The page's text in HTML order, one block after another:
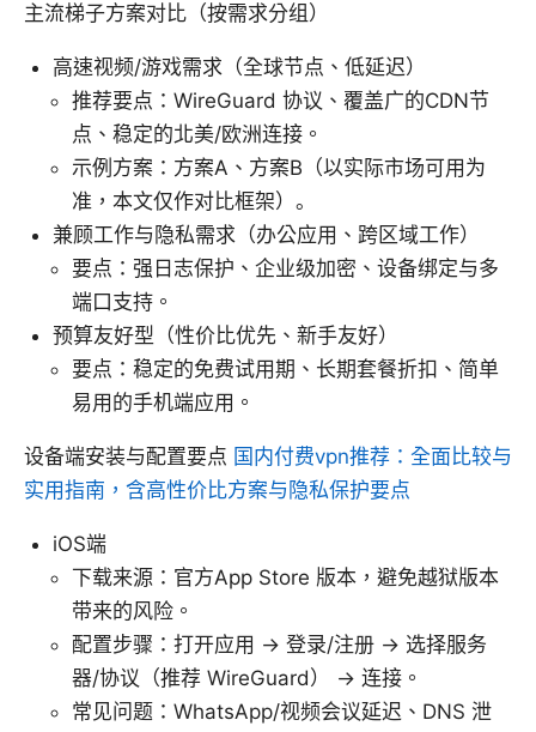
主流梯子方案对比（按需求分组）
高速视频/游戏需求（全球节点、低延迟）
推荐要点：WireGuard 协议、覆盖广的CDN节
点、稳定的北美/欧洲连接。
示例方案：方案A、方案B（以实际市场可用为
准，本文仅作对比框架）。
兼顾工作与隐私需求（办公应用、跨区域工作）
要点：强日志保护、企业级加密、设备绑定与多
端口支持。
预算友好型（性价比优先、新手友好）
要点：稳定的免费试用期、长期套餐折扣、简单
易用的手机端应用。
设备端安装与配置要点 国内付费vpn推荐：全面比较与
实用指南，含高性价比方案与隐私保护要点
iOS端
下载来源：官方App Store 版本，避免越狱版本
带来的风险。
配置步骤：打开应用 → 登录/注册 → 选择服务
器/协议（推荐 WireGuard） → 连接。
常见问题：WhatsApp/视频会议延迟、DNS 泄